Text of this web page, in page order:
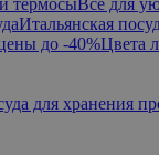
Итальянская
до -40%Цвета
для хранения